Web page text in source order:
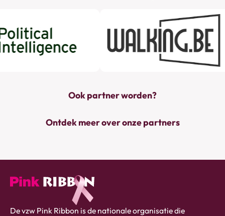
Ook partner worden?
Ontdek meer over onze partners
Pink
De vzw Pink Ribbon is de nationale organisatie die